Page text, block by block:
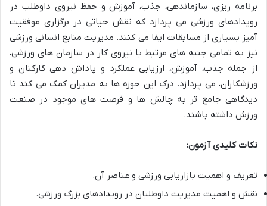
برنامه ریزی، سازماندهی، جذب، آموزش و حفظ نیروی داوطلب در
رویدادهای ورزشی می پردازد که نقش حیاتی در برگزاری موفقیت
آمیز بسیاری از مسابقات ایفا می کنند. مدیریت منابع انسانی ورزشی
نیز به تمامی جنبه های مرتبط با نیروی کار در سازمان های ورزشی،
از جمله جذب، آموزش، ارزیابی عملکرد و پاداش دهی کارکنان و
ورزشکاران، می پردازد. درک این حوزه ها به مدیران کمک می کند تا
دیدگاهی جامع تر به چالش ها و فرصت های موجود در صنعت
ورزش داشته باشند.
نکات کلیدی آزمون:
تعریف و اهمیت بازاریابی ورزشی و عناصر آن.
نقش و اهمیت مدیریت داوطلبان در رویدادهای بزرگ ورزشی.